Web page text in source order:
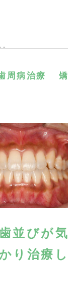
周病治療
矯
並びが気
り治療し